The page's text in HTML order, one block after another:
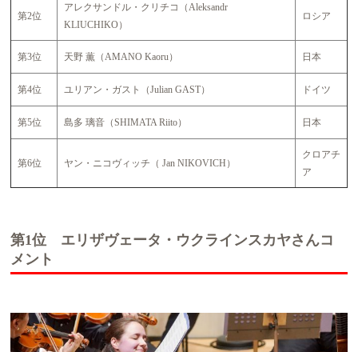
第2位
アレクサンドル・クリチコ（Aleksandr
KLIUCHIKO）
ロシア
第3位 天野 薫（AMANO Kaoru） 日本
第4位 ユリアン・ガスト（Julian GAST） ドイツ
第5位 島多 璃音（SHIMATA Riito） 日本
第6位 ヤン・ニコヴィッチ（ Jan NIKOVICH）
クロアチ
ア
第1位 エリザヴェータ・ウクラインスカヤさんコ
メント